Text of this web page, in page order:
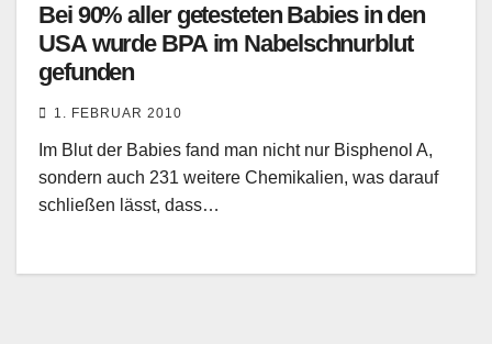
Bei 90% aller getesteten Babies in den
USA wurde BPA im Nabelschnurblut
gefunden
1. FEBRUAR 2010
Im Blut der Babies fand man nicht nur Bisphenol A,
sondern auch 231 weitere Chemikalien, was darauf
schließen lässt, dass…